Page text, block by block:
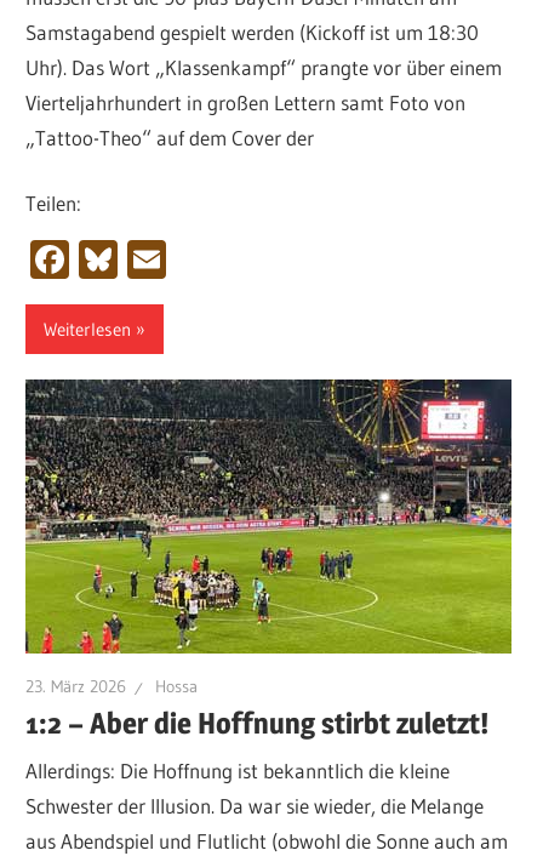
Samstagabend gespielt werden (Kickoff ist um 18:30
Uhr). Das Wort „Klassenkampf“ prangte vor über einem
Vierteljahrhundert in großen Lettern samt Foto von
„Tattoo-Theo“ auf dem Cover der
Teilen:
Facebook
Bluesky
Weiterlesen
23. März 2026 Hossa
1:2 – Aber die Hoffnung stirbt zuletzt!
Allerdings: Die Hoffnung ist bekanntlich die kleine
Schwester der Illusion. Da war sie wieder, die Melange
aus Abendspiel und Flutlicht (obwohl die Sonne auch am